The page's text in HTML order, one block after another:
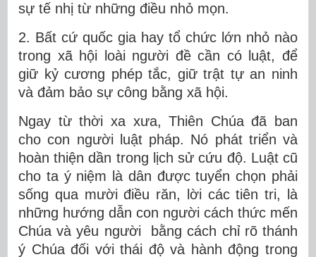
sự tế nhị từ những điều nhỏ mọn.
2. Bất cứ quốc gia hay tổ chức lớn nhỏ nào
trong xã hội loài người đề cần có luật, để
giữ kỷ cương phép tắc, giữ trật tự an ninh
và đảm bảo sự công bằng xã hội.
Ngay từ thời xa xưa, Thiên Chúa đã ban
cho con người luật pháp. Nó phát triển và
hoàn thiện dần trong lịch sử cứu độ. Luật cũ
cho ta ý niệm là dân được tuyển chọn phải
sống qua mười điều răn, lời các tiên tri, là
những hướng dẫn con người cách thức mến
Chúa và yêu người bằng cách chỉ rõ thánh
ý Chúa đối với thái độ và hành động trong